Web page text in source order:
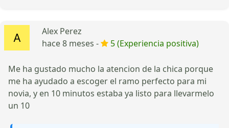
Alex Perez
hace 8 meses -
5 (Experiencia positiva)
Me ha gustado mucho la atencion de la chica porque
me ha ayudado a escoger el ramo perfecto para mi
novia, y en 10 minutos estaba ya listo para llevarmelo
un 10